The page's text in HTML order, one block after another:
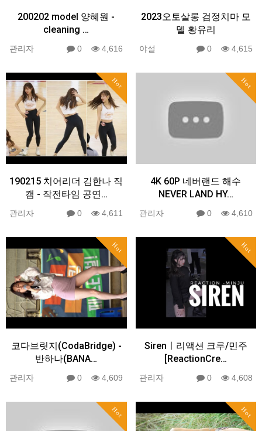
200202 model 양혜원 -
cleaning …
관리자 0 4,616
2023오토살롱 검정치마 모
델 황유리
야설 0 4,615
Hot
190215 치어리더 김한나 직
캠 - 작전타임 공연…
관리자 0 4,611
Hot
4K 60P 네버랜드 해수
NEVER LAND HY…
관리자 0 4,610
Hot
코다브릿지(CodaBridge) -
반하나(BANA…
관리자 0 4,609
Hot
Sirenㅣ리액션 크루/민주
[ReactionCre…
관리자 0 4,608
Hot Hot